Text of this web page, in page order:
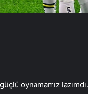
oynamamız lazımdı.